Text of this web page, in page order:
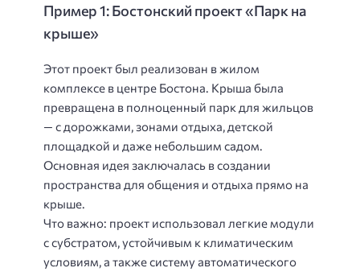
Пример 1: Бостонский проект «Парк на
крыше»
Этот проект был реализован в жилом
комплексе в центре Бостона. Крыша была
превращена в полноценный парк для жильцов
— с дорожками, зонами отдыха, детской
площадкой и даже небольшим садом.
Основная идея заключалась в создании
пространства для общения и отдыха прямо на
крыше.
Что важно: проект использовал легкие модули
с субстратом, устойчивым к климатическим
условиям, а также систему автоматического